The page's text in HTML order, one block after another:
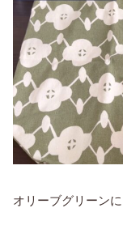
オリーブグリーン